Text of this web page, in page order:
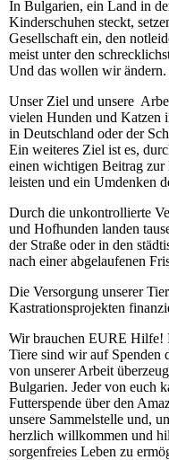
In Bulgarien, ein Land in
Kinderschuhen steckt,
Gesellschaft ein, den
meist unter den
Und das wollen wir ändern.
Unser Ziel und unsere
vielen Hunden und Katzen
in Deutschland oder der
Ein weiteres Ziel ist es,
einen wichtigen Beitrag zur
leisten und ein Umdenken
Durch die unkontrollierte
und Hofhunden landen
der Straße oder in den
nach einer abgelaufenen
Die Versorgung unserer
Kastrationsprojekten
Wir brauchen EURE Hilfe!
Tiere sind wir auf Spenden
von unserer Arbeit
Bulgarien. Jeder von euch
Futterspende über den
unsere Sammelstelle und,
herzlich willkommen und
sorgenfreies Leben zu